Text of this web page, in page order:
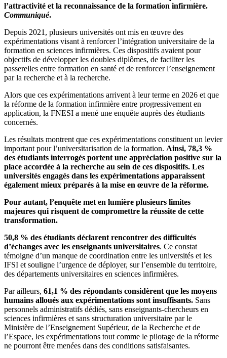
l’attractivité et la reconnaissance de la formation infirmière.
Communiqué.
Depuis 2021, plusieurs universités ont mis en œuvre des
expérimentations visant à renforcer l’intégration universitaire de la
formation en sciences infirmières. Ces dispositifs avaient pour
objectifs de développer les doubles diplômes, de faciliter les
passerelles entre formation en santé et de renforcer l’enseignement
par la recherche et à la recherche.
Alors que ces expérimentations arrivent à leur terme en 2026 et que
la réforme de la formation infirmière entre progressivement en
application, la FNESI a mené une enquête auprès des étudiants
concernés.
Les résultats montrent que ces expérimentations constituent un levier
important pour l’universitarisation de la formation. Ainsi, 78,3 %
des étudiants interrogés portent une appréciation positive sur la
place accordée à la recherche au sein de ces dispositifs. Les
universités engagés dans les expérimentations apparaissent
également mieux préparés à la mise en œuvre de la réforme.
Pour autant, l’enquête met en lumière plusieurs limites
majeures qui risquent de compromettre la réussite de cette
transformation.
50,8 % des étudiants déclarent rencontrer des difficultés
d’échanges avec les enseignants universitaires. Ce constat
témoigne d’un manque de coordination entre les universités et les
IFSI et souligne l’urgence de déployer, sur l’ensemble du territoire,
des départements universitaires en sciences infirmières.
Par ailleurs, 61,1 % des répondants considèrent que les moyens
humains alloués aux expérimentations sont insuffisants. Sans
personnels administratifs dédiés, sans enseignants-chercheurs en
sciences infirmières et sans structuration universitaire par le
Ministère de l’Enseignement Supérieur, de la Recherche et de
l’Espace, les expérimentations tout comme le pilotage de la réforme
ne pourront être menées dans des conditions satisfaisantes.